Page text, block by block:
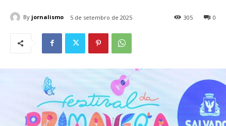
By jornalismo 5 de setembro de 2025 0
305